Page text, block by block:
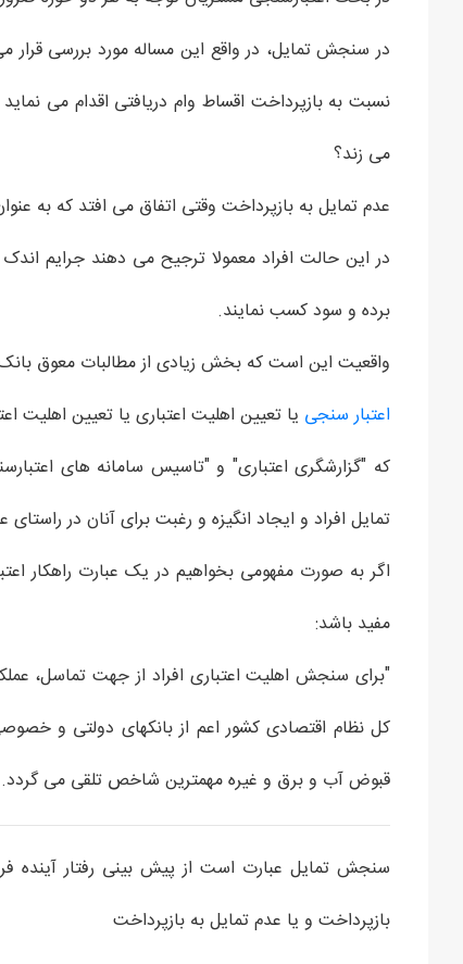
در سنجش تمایل، در واقع این مساله مورد بررسی قرار
نسبت به بازپرداخت اقساط وام دریافتی اقدام می
می زند؟
عدم تمایل به بازپرداخت وقتی اتفاق می افتد که به
در این حالت افراد معمولا ترجیح می دهند جرایم
برده و سود کسب نمایند.
واقعیت این است که بخش زیادی از مطالبات معوق
اعتبار سنجی یا تعیین اهلیت اعتباری یا تعیین اهلیت
که "گزارشگری اعتباری" و "تاسیس سامانه های
تمایل افراد و ایجاد انگیزه و رغبت برای آنان در
اگر به صورت مفهومی بخواهیم در یک عبارت راهکار
مفید باشد:
کل نظام اقتصادی کشور اعم از بانکهای دولتی و
قبوض آب و برق و غیره مهمترین شاخص تلقی می گردد.
سنجش تمایل عبارت است از پیش بینی رفتار
بازپرداخت و یا عدم تمایل به بازپرداخت